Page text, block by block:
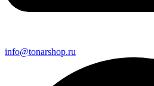
info@tonarshop.ru